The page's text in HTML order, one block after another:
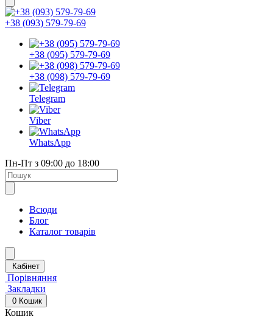
+38 (093) 579-79-69
+38 (095) 579-79-69
+38 (098) 579-79-69
Telegram
Viber
WhatsApp
Пн-Пт з 09:00 до 18:00
Всюди
Блог
Каталог товарів
Кабінет
Порівняння
Закладки
0 Кошик
Кошик